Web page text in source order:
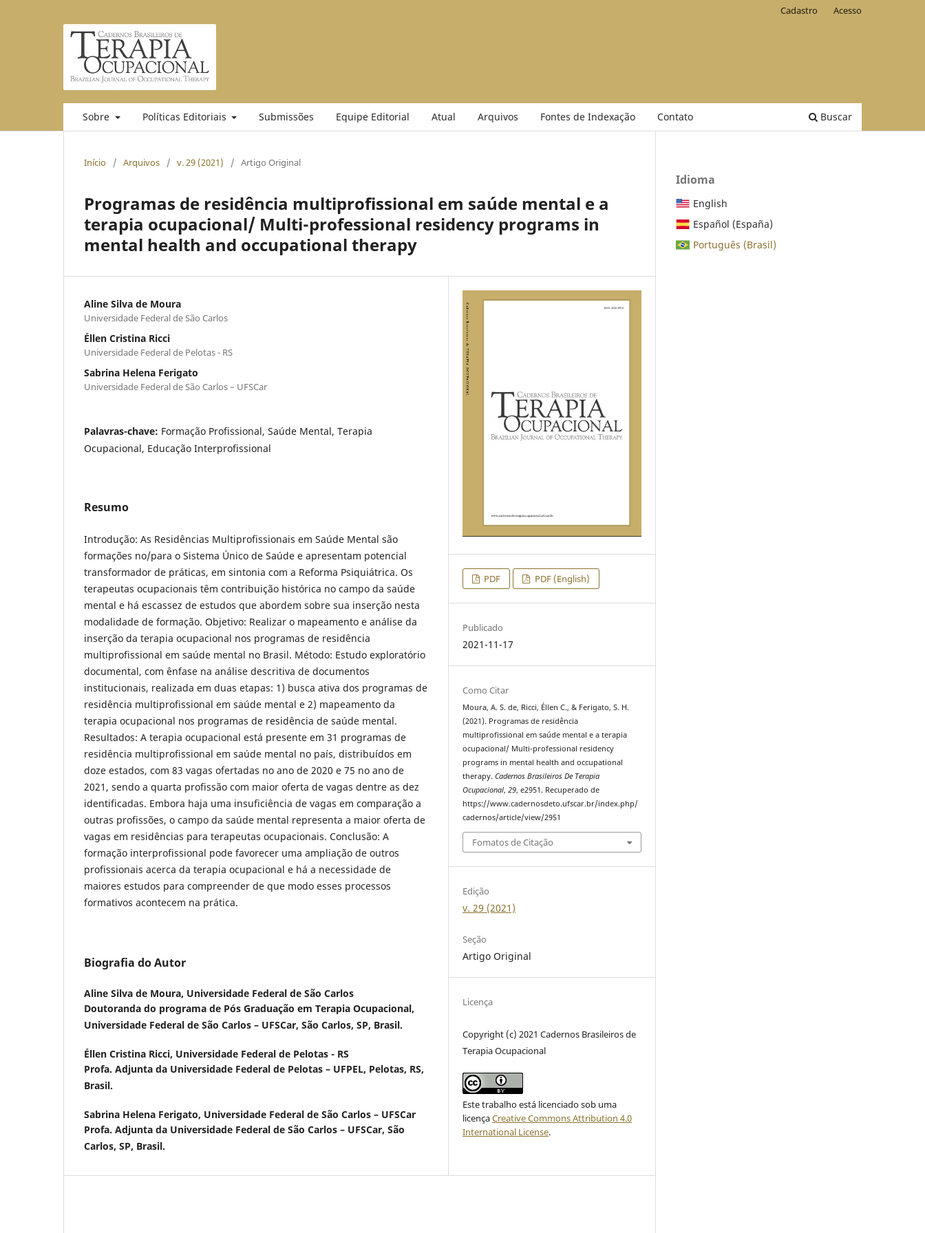
Sobre Políticas Editoriais Submissões Equipe Editorial Atual Arquivos Fontes de Indexação Contato Buscar
Cadastro Acesso
Início / Arquivos / v. 29 (2021) / Artigo Original
Programas de residência multiprofissional em saúde mental e a
terapia ocupacional/ Multi-professional residency programs in
mental health and occupational therapy
Aline Silva de Moura
Universidade Federal de São Carlos
Éllen Cristina Ricci
Universidade Federal de Pelotas - RS
Sabrina Helena Ferigato
Universidade Federal de São Carlos – UFSCar
Palavras-chave: Formação Profissional, Saúde Mental, Terapia
Ocupacional, Educação Interprofissional
Resumo
Introdução: As Residências Multiprofissionais em Saúde Mental são
formações no/para o Sistema Único de Saúde e apresentam potencial
transformador de práticas, em sintonia com a Reforma Psiquiátrica. Os
terapeutas ocupacionais têm contribuição histórica no campo da saúde
mental e há escassez de estudos que abordem sobre sua inserção nesta
modalidade de formação. Objetivo: Realizar o mapeamento e análise da
inserção da terapia ocupacional nos programas de residência
multiprofissional em saúde mental no Brasil. Método: Estudo exploratório
documental, com ênfase na análise descritiva de documentos
institucionais, realizada em duas etapas: 1) busca ativa dos programas de
residência multiprofissional em saúde mental e 2) mapeamento da
terapia ocupacional nos programas de residência de saúde mental.
Resultados: A terapia ocupacional está presente em 31 programas de
residência multiprofissional em saúde mental no país, distribuídos em
doze estados, com 83 vagas ofertadas no ano de 2020 e 75 no ano de
2021, sendo a quarta profissão com maior oferta de vagas dentre as dez
identificadas. Embora haja uma insuficiência de vagas em comparação a
outras profissões, o campo da saúde mental representa a maior oferta de
vagas em residências para terapeutas ocupacionais. Conclusão: A
formação interprofissional pode favorecer uma ampliação de outros
profissionais acerca da terapia ocupacional e há a necessidade de
maiores estudos para compreender de que modo esses processos
formativos acontecem na prática.
Biografia do Autor
Aline Silva de Moura, Universidade Federal de São Carlos
Doutoranda do programa de Pós Graduação em Terapia Ocupacional,
Universidade Federal de São Carlos – UFSCar, São Carlos, SP, Brasil.
Éllen Cristina Ricci, Universidade Federal de Pelotas - RS
Profa. Adjunta da Universidade Federal de Pelotas – UFPEL, Pelotas, RS,
Brasil.
Sabrina Helena Ferigato, Universidade Federal de São Carlos – UFSCar
Profa. Adjunta da Universidade Federal de São Carlos – UFSCar, São
Carlos, SP, Brasil.
PDF PDF (English)
Publicado
2021-11-17
Como Citar
Moura, A. S. de, Ricci, Éllen C., & Ferigato, S. H.
(2021). Programas de residência
multiprofissional em saúde mental e a terapia
ocupacional/ Multi-professional residency
programs in mental health and occupational
therapy.Cadernos Brasileiros De Terapia
Ocupacional,29, e2951. Recuperado de
https://www.cadernosdeto.ufscar.br/index.php/
cadernos/article/view/2951
Fomatos de Citação
Edição
v. 29 (2021)
Seção
Artigo Original
Licença
Copyright (c) 2021 Cadernos Brasileiros de
Terapia Ocupacional
Este trabalho está licenciado sob uma
licençaCreative Commons Attribution 4.0
International License.
Idioma
English
Español (España)
Português (Brasil)